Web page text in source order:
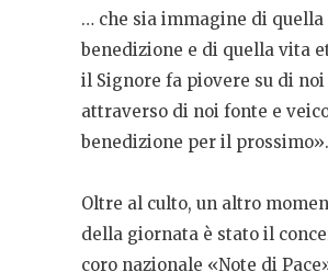
… che sia immagine di quella
benedizione e di quella vita
il Signore fa piovere su di noi
attraverso di noi fonte e
benedizione per il prossimo».
Oltre al culto, un altro
della giornata è stato il
coro nazionale «Note di